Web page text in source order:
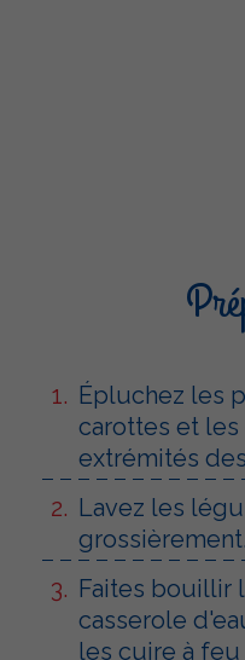
Épluchez les
carottes et
extrémités
Lavez les
grossièrement.
Faites bouillir
casserole
les cuire à